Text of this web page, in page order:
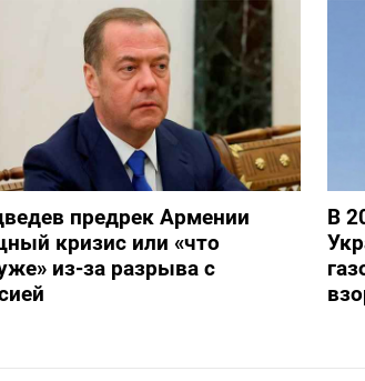
предрек Армении
кризис или «что
из-за разрыва с
В